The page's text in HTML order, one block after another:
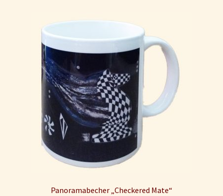
Panoramabecher „Checkered Mate“